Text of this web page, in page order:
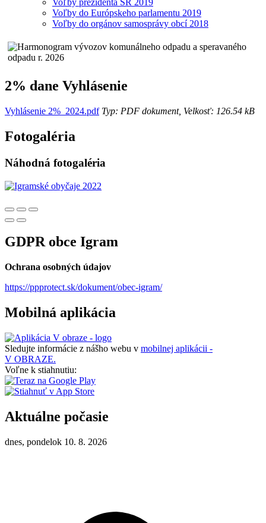
Voľby prezidenta SR 2019
Voľby do Európskeho parlamentu 2019
Voľby do orgánov samosprávy obcí 2018
2% dane Vyhlásenie
Vyhlásenie 2%_2024.pdfTyp: PDF dokument, Velkosť: 126.54 kB
Fotogaléria
Náhodná fotogaléria
GDPR obce Igram
Ochrana osobných údajov
https://ppprotect.sk/dokument/obec-igram/
Mobilná aplikácia
Sledujte informácie z nášho webu v mobilnej aplikácii -
V OBRAZE.
Voľne k stiahnutiu:
Aktuálne počasie
dnes, pondelok 10. 8. 2026